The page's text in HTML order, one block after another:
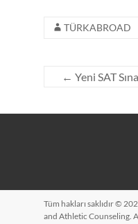
Sportif
International
TÜRKABROAD
← Yeni SAT
Tüm hakları saklıdır ©
and Athletic Counseling.